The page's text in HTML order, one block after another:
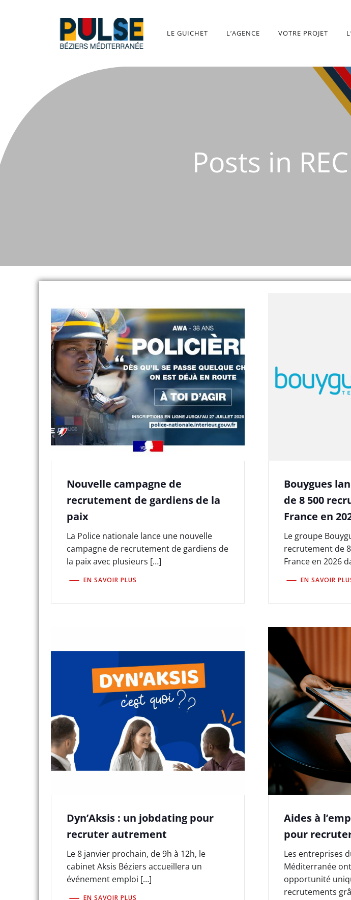
LE GUICHET L’AGENCE VOTRE PROJET
Posts in
Nouvelle campagne de
recrutement de gardiens de la
paix
La Police nationale lance une nouvelle
campagne de recrutement de gardiens de
la paix avec plusieurs […]
EN SAVOIR PLUS
Bouygues
de 8 500
France en
Le groupe
recrutement de
France en 2026
EN SAVOIR
Dyn’Aksis : un jobdating pour
recruter autrement
Le 8 janvier prochain, de 9h à 12h, le
cabinet Aksis Béziers accueillera un
événement emploi […]
EN SAVOIR PLUS
Aides à
pour
Les entreprises
Méditerranée
opportunité
recrutements